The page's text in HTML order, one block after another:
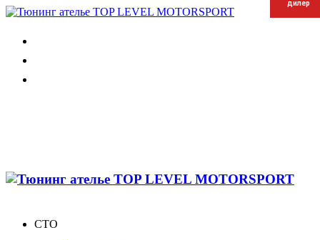
СТО
дилер
дилер
дилер